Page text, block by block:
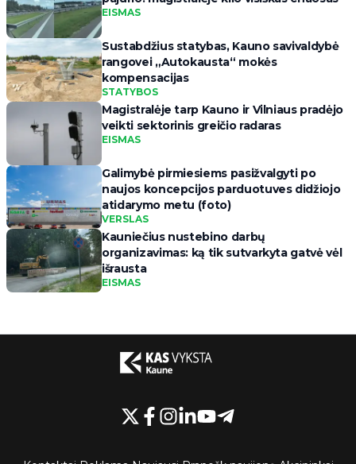
EISMAS
Sustabdžius statybas, Kauno savivaldybė
rangovei „Autokausta“ mokės
kompensacijas
STATYBOS
Magistralėje tarp Kauno ir Vilniaus pradėjo
veikti sektorinis greičio radaras
EISMAS
Galimybė pirmiesiems pasižvalgyti po
naujos koncepcijos parduotuves didžiojo
atidarymo metu (foto)
VERSLAS
Kauniečius nustebino darbų
organizavimas: ką tik sutvarkyta gatvė vėl
išrausta
EISMAS